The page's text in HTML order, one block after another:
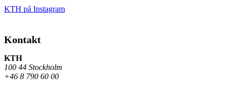
KTH på Instagram
Kontakt
KTH
100 44 Stockholm
+46 8 790 60 00